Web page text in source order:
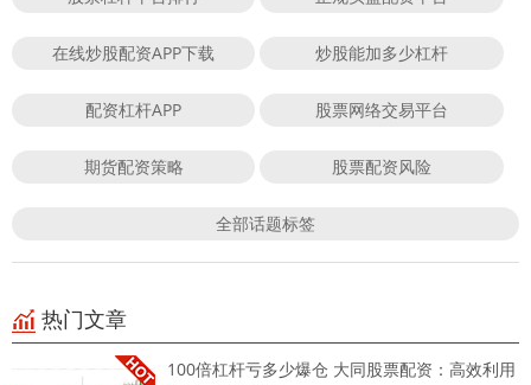
在线炒股配资APP下载 炒股能加多少杠杆
配资杠杆APP 股票网络交易平台
期货配资策略 股票配资风险
全部话题标签
热门文章
100倍杠杆亏多少爆仓 大同股票配资：高效利用